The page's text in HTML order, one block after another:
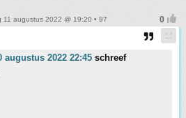
11 augustus 2022 @ 19:20 • 97
augustus 2022 22:45 schreef